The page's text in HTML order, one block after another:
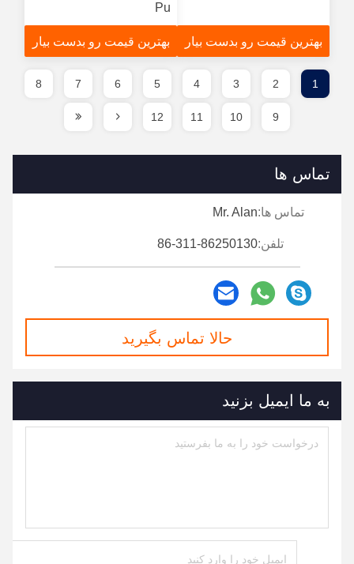
بهترین قیمت رو بدست بیار
Pu
بهترین قیمت رو بدست بیار
1
2
3
4
5
6
7
8
9
10
11
12
تماس ها
تماس ها:Mr. Alan
تلفن:86-311-86250130
حالا تماس بگیرید
به ما ایمیل بزنید